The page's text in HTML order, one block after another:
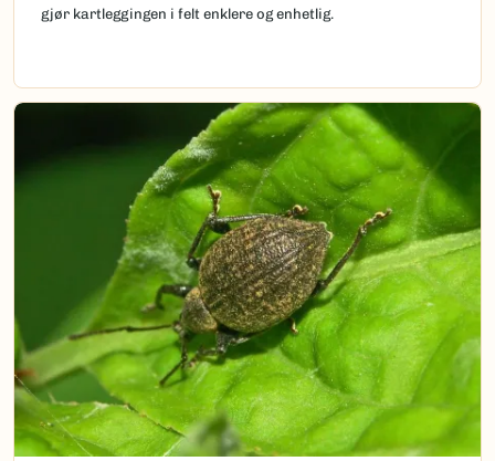
gjør kartleggingen i felt enklere og enhetlig.